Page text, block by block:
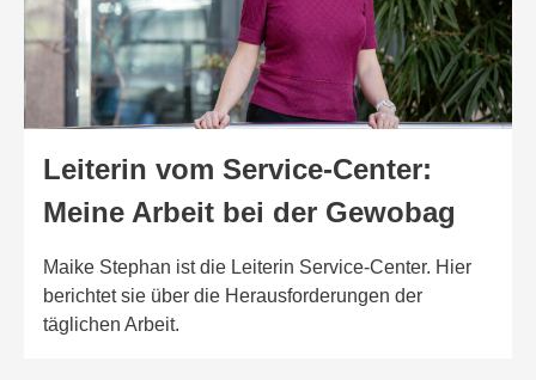
Leiterin vom Service-Center:
Meine Arbeit bei der Gewobag
Maike Stephan ist die Leiterin Service-Center. Hier
berichtet sie über die Herausforderungen der
täglichen Arbeit.